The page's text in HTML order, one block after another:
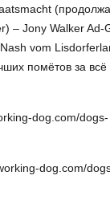
– Jony Walker Ad-
vom
помётов за
dog.com/dogs-
dog.com/